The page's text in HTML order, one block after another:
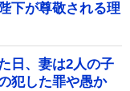
下が尊敬される理
日、妻は2人の子
犯した罪や愚か